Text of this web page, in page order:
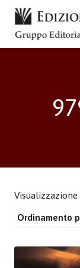
Salta
contenuto